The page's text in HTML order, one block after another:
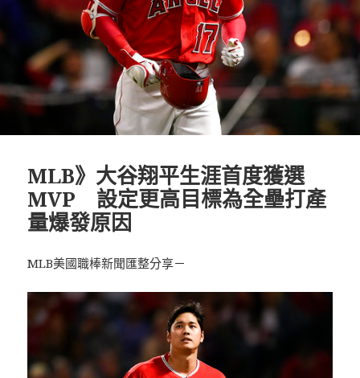
MLB》大谷翔平生涯首度獲選
MVP 設定更高目標為全壘打產
量爆發原因
MLB美國職棒新聞匯整分享－